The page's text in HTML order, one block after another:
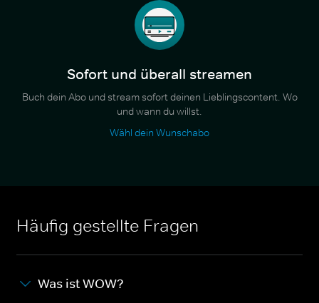
Sofort und überall streamen
Buch dein Abo und stream sofort deinen Lieblingscontent. Wo
und wann du willst.
Wähl dein Wunschabo
Häufig gestellte Fragen
Was ist WOW?